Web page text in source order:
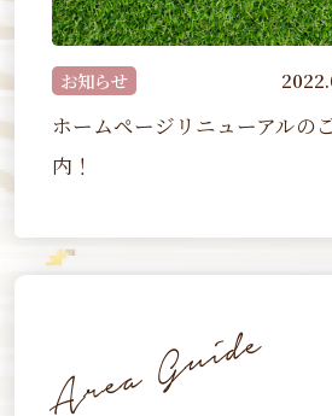
ージリニューアルのご案